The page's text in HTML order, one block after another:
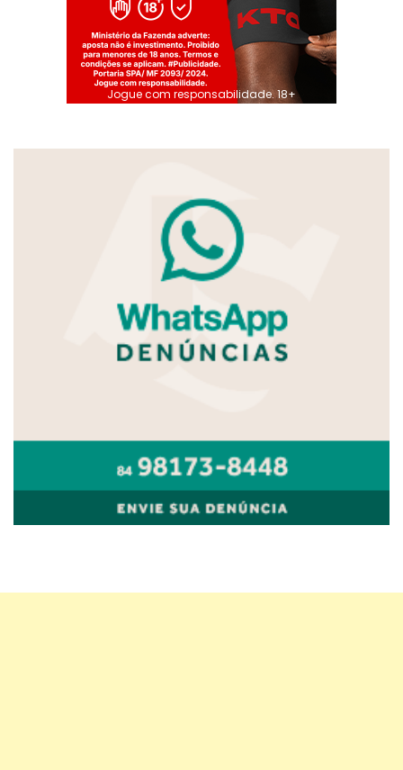
Jogue com responsabilidade. 18+